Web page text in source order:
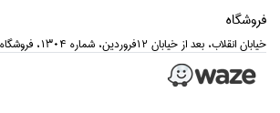
فروشگاه
خيابان انقلاب، بعد از خيابان 12فروردين، شماره 1304، فروشگاه كتاب ديدآور